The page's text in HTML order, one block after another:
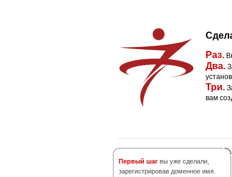
Раз.
Два.
Три.
вам
Первый шаг вы уже сделали,
зарегистрировав доменное имя.